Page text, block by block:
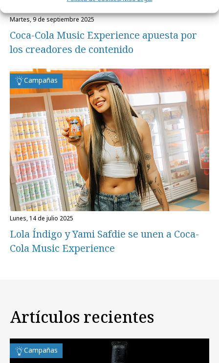
martes, 9 de septiembre 2025
Coca-Cola Music Experience apuesta por
los creadores de contenido
Campañas
lunes, 14 de julio 2025
Lola Índigo y Yami Safdie se unen a Coca-
Cola Music Experience
Artículos recientes
Campañas